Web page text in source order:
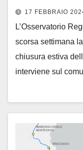
17 FEBBRAIO
L’Osservatorio
scorsa settimana
chiusura estiva
interviene sul